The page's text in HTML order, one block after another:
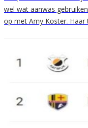
wel wat aanwas
op met Amy Koster.